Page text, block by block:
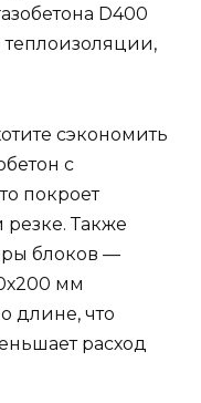
D400
сэкономить
с
покроет
Также
блоков —
мм
длине, что
расход